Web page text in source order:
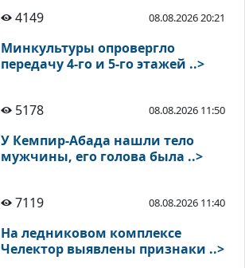
4149 08.08.2026 20:21
Минкультуры опровергло
передачу 4-го и 5-го этажей ..>
5178 08.08.2026 11:50
У Кемпир-Абада нашли тело
мужчины, его голова была ..>
7119 08.08.2026 11:40
На ледниковом комплексе
Челектор выявлены признаки ..>